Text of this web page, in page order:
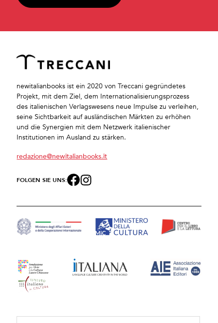
newitalianbooks ist ein 2020 von Treccani gegründetes
Projekt, mit dem Ziel, dem Internationalisierungsprozess
des italienischen Verlagswesens neue Impulse zu verleihen,
seine Sichtbarkeit auf ausländischen Märkten zu erhöhen
und die Synergien mit dem Netzwerk italienischer
Institutionen im Ausland zu stärken.
redazione@newitalianbooks.it
FOLGEN SIE UNS: